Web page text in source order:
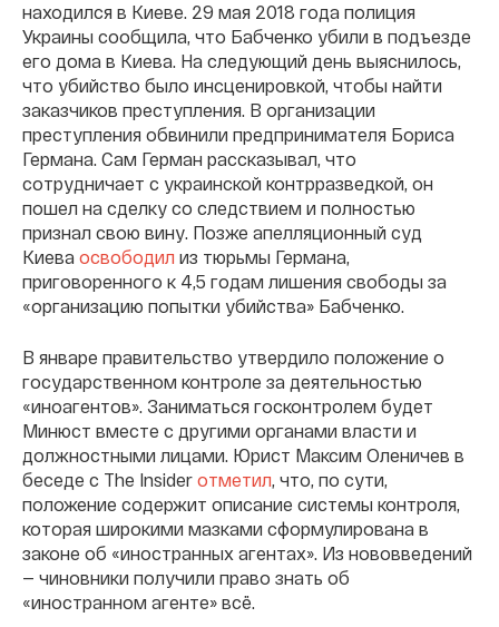
находился в Киеве. 29 мая 2018 года полиция
Украины сообщила, что Бабченко убили в подъезде
его дома в Киева. На следующий день выяснилось,
что убийство было инсценировкой, чтобы найти
заказчиков преступления. В организации
преступления обвинили предпринимателя Бориса
Германа. Сам Герман рассказывал, что
сотрудничает с украинской контрразведкой, он
пошел на сделку со следствием и полностью
признал свою вину. Позже апелляционный суд
Киева освободил из тюрьмы Германа,
приговоренного к 4,5 годам лишения свободы за
«организацию попытки убийства» Бабченко.
В январе правительство утвердило положение о
государственном контроле за деятельностью
«иноагентов». Заниматься госконтролем будет
Минюст вместе с другими органами власти и
должностными лицами. Юрист Максим Оленичев в
беседе с The Insider отметил, что, по сути,
положение содержит описание системы контроля,
которая широкими мазками сформулирована в
законе об «иностранных агентах». Из нововведений
— чиновники получили право знать об
«иностранном агенте» всё.